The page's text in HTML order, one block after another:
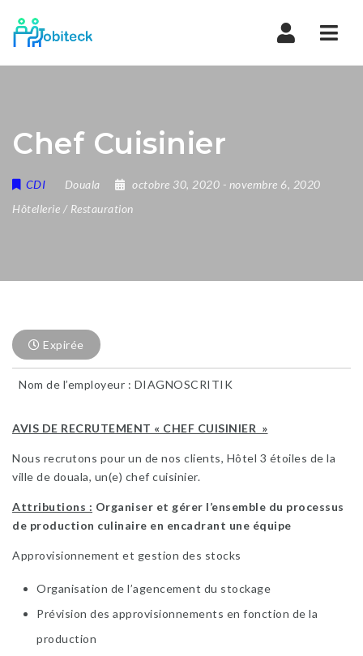
Chef Cuisinier
CDI Douala octobre 30, 2020 - novembre 6, 2020
Hôtellerie / Restauration
Expirée
Nom de l’employeur : DIAGNOSCRITIK
AVIS DE RECRUTEMENT « CHEF CUISINIER »
Nous recrutons pour un de nos clients, Hôtel 3 étoiles de la
ville de douala, un(e) chef cuisinier.
Attributions : Organiser et gérer l’ensemble du processus
de production culinaire en encadrant une équipe
Approvisionnement et gestion des stocks
Organisation de l’agencement du stockage
Prévision des approvisionnements en fonction de la
production